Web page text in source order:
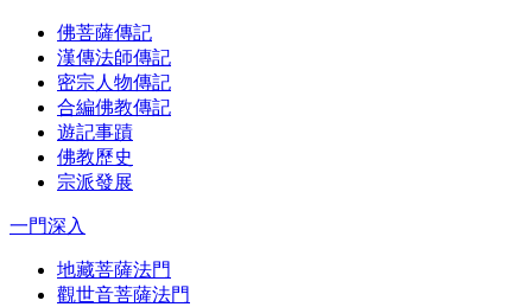
佛菩薩傳記
漢傳法師傳記
密宗人物傳記
合編佛教傳記
遊記事蹟
佛教歷史
宗派發展
一門深入
地藏菩薩法門
觀世音菩薩法門